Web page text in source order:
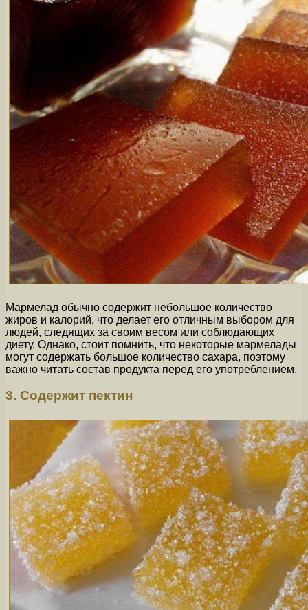
Мармелад обычно содержит небольшое количество
жиров и калорий, что делает его отличным выбором для
людей, следящих за своим весом или соблюдающих
диету. Однако, стоит помнить, что некоторые мармелады
могут содержать большое количество сахара, поэтому
важно читать состав продукта перед его употреблением.
3. Содержит пектин